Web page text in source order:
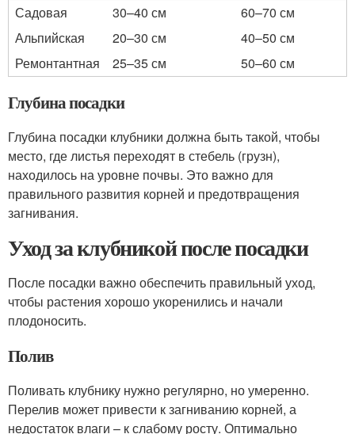
Садовая
30–40 см
60–70 см
Альпийская
20–30 см
40–50 см
Ремонтантная
25–35 см 50–60 см
Глубина посадки
Глубина посадки клубники должна быть такой, чтобы
место, где листья переходят в стебель (грузн),
находилось на уровне почвы. Это важно для
правильного развития корней и предотвращения
загнивания.
Уход за клубникой после посадки
После посадки важно обеспечить правильный уход,
чтобы растения хорошо укоренились и начали
плодоносить.
Полив
Поливать клубнику нужно регулярно, но умеренно.
Перелив может привести к загниванию корней, а
недостаток влаги – к слабому росту. Оптимально